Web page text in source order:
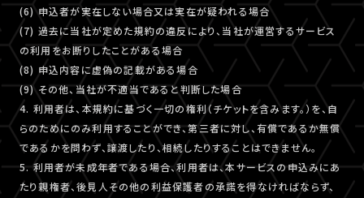
(6) 申込者が実在しない場合又は実在が疑われる場合
(7) 過去に当社が定めた規約の違反により、当社が運営するサービス
の利用をお断りしたことがある場合
(8) 申込内容に虚偽の記載がある場合
(9) その他、当社が不適当であると判断した場合
4. 利用者は、本規約に基づく一切の権利（チケットを含みます。）を、自
らのためにのみ利用することができ、第三者に対し、有償であるか無償
であるかを問わず、譲渡したり、相続したりすることはできません。
5. 利用者が未成年者である場合、利用者は、本サービスの申込みにあ
たり親権者、後見人その他の利益保護者の承諾を得なければならず、